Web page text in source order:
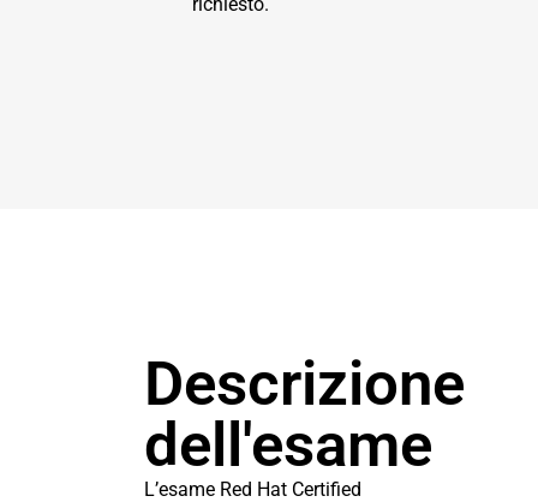
Descrizione
dell'esame
L’esame Red Hat Certified